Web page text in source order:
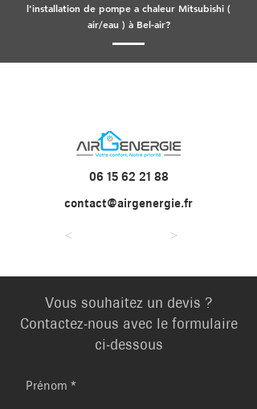
l'installation de pompe a chaleur Mitsubishi (
air/eau ) à Bel-air?
06 15 62 21 88
contact@airgenergie.fr
< >
Vous souhaitez un devis ?
Contactez-nous avec le formulaire
ci-dessous
Prénom